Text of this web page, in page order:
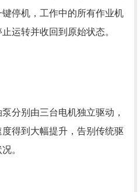
停机，工作中的所有作业机
运转并收回到原始状态。
别由三台电机独立驱动，
得到大幅提升，告别传统驱
。